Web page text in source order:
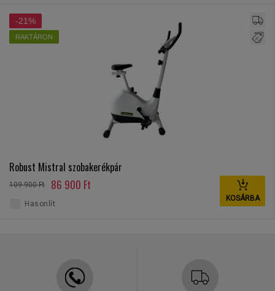
-21%
RAKTÁRON
Robust Mistral szobakerékpár
109 900 Ft 86 900 Ft
KOSÁRBA
Hasonlít